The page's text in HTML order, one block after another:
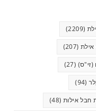
(2209)
אילת (207)
(זי"ס) (27)
(94)
חבל אילות (48)